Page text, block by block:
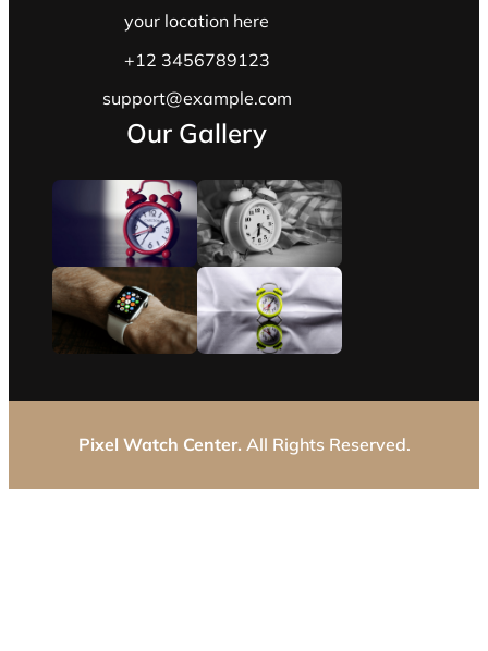
your location here
+12 3456789123
support@example.com
Our Gallery
Pixel Watch Center. All Rights Reserved.